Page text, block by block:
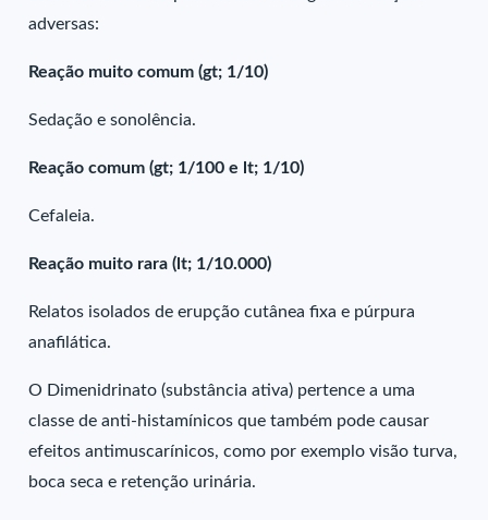
adversas:
Reação muito comum (gt; 1/10)
Sedação e sonolência.
Reação comum (gt; 1/100 e lt; 1/10)
Cefaleia.
Reação muito rara (lt; 1/10.000)
Relatos isolados de erupção cutânea fixa e púrpura
anafilática.
O Dimenidrinato (substância ativa) pertence a uma
classe de anti-histamínicos que também pode causar
efeitos antimuscarínicos, como por exemplo visão turva,
boca seca e retenção urinária.